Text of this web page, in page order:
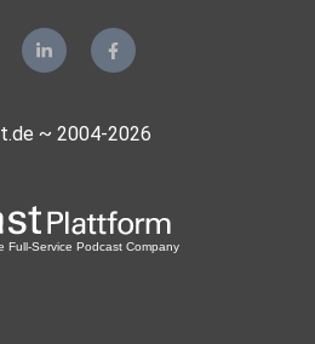
~ 2004-2026